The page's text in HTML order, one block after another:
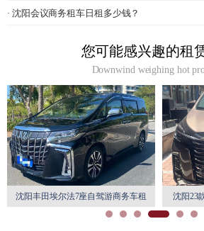
· 沈阳会议商务租车日租多少钱？
您可能感兴趣的租
Downwind weighing hot
沈阳丰田埃尔法7座自驾游商务车租 沈阳23